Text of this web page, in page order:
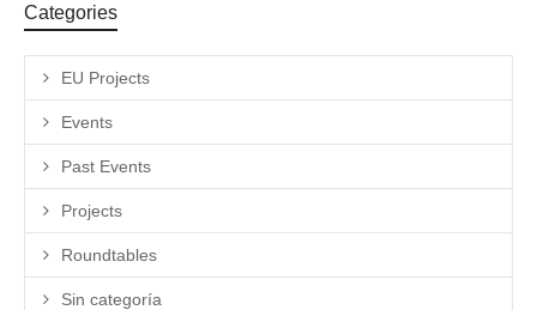
Categories
EU Projects
Events
Past Events
Projects
Roundtables
Sin categoría